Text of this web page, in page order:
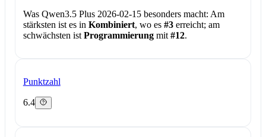
Was Qwen3.5 Plus 2026-02-15 besonders macht: Am
stärksten ist es in Kombiniert, wo es #3erreicht; am
schwächsten ist Programmierungmit #12.
Punktzahl
6.4